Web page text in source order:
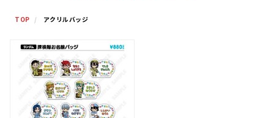
TOP アクリルバッジ